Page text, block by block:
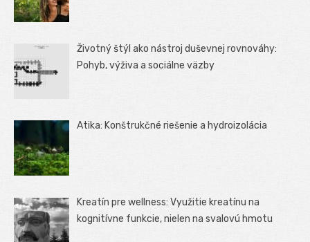
Životný štýl ako nástroj duševnej rovnováhy:
Pohyb, výživa a sociálne väzby
Atika: Konštrukčné riešenie a hydroizolácia
Kreatín pre wellness: Využitie kreatínu na
kognitívne funkcie, nielen na svalovú hmotu